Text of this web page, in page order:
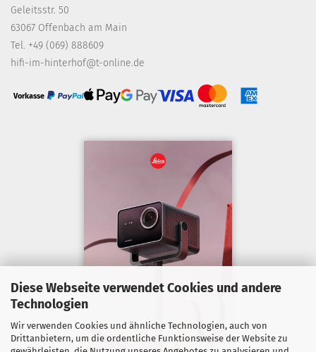
Diese Webseite verwendet Cookies und andere
Technologien
Wir verwenden Cookies und ähnliche Technologien, auch von
Drittanbietern, um die ordentliche Funktionsweise der Website zu
Geleitsstr. 50
63067 Offenbach am Main
Tel. +49 (069) 888609
hifi-im-hinterhof@t-online.de
Vorkasse